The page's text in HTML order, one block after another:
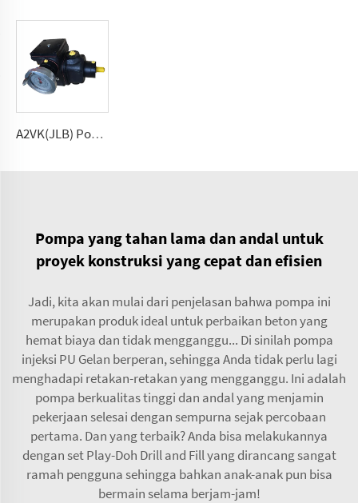
A2VK(JLB) Pompa pengukur tekanan tinggi untuk PU 5, 12, 28, 55, 107, 225(cmᶟ ⁄rev)
Pompa yang tahan lama dan andal untuk
proyek konstruksi yang cepat dan efisien
Jadi, kita akan mulai dari penjelasan bahwa pompa ini
merupakan produk ideal untuk perbaikan beton yang
hemat biaya dan tidak mengganggu... Di sinilah pompa
injeksi PU Gelan berperan, sehingga Anda tidak perlu lagi
menghadapi retakan-retakan yang mengganggu. Ini adalah
pompa berkualitas tinggi dan andal yang menjamin
pekerjaan selesai dengan sempurna sejak percobaan
pertama. Dan yang terbaik? Anda bisa melakukannya
dengan set Play-Doh Drill and Fill yang dirancang sangat
ramah pengguna sehingga bahkan anak-anak pun bisa
bermain selama berjam-jam!